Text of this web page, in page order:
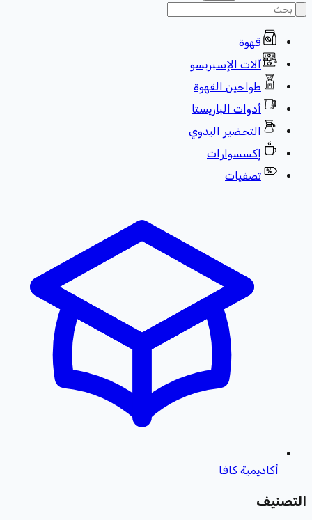
قهوة
آلات الإسبريسو
طواحين القهوة
أدوات الباريستا
التحضير اليدوي
إكسسوارات
تصفيات
أكاديمية كافا
التصنيف